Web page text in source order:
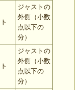
ジャストの
外側（小数
点以下の
分）
ジャストの
外側（小数
点以下の
分）